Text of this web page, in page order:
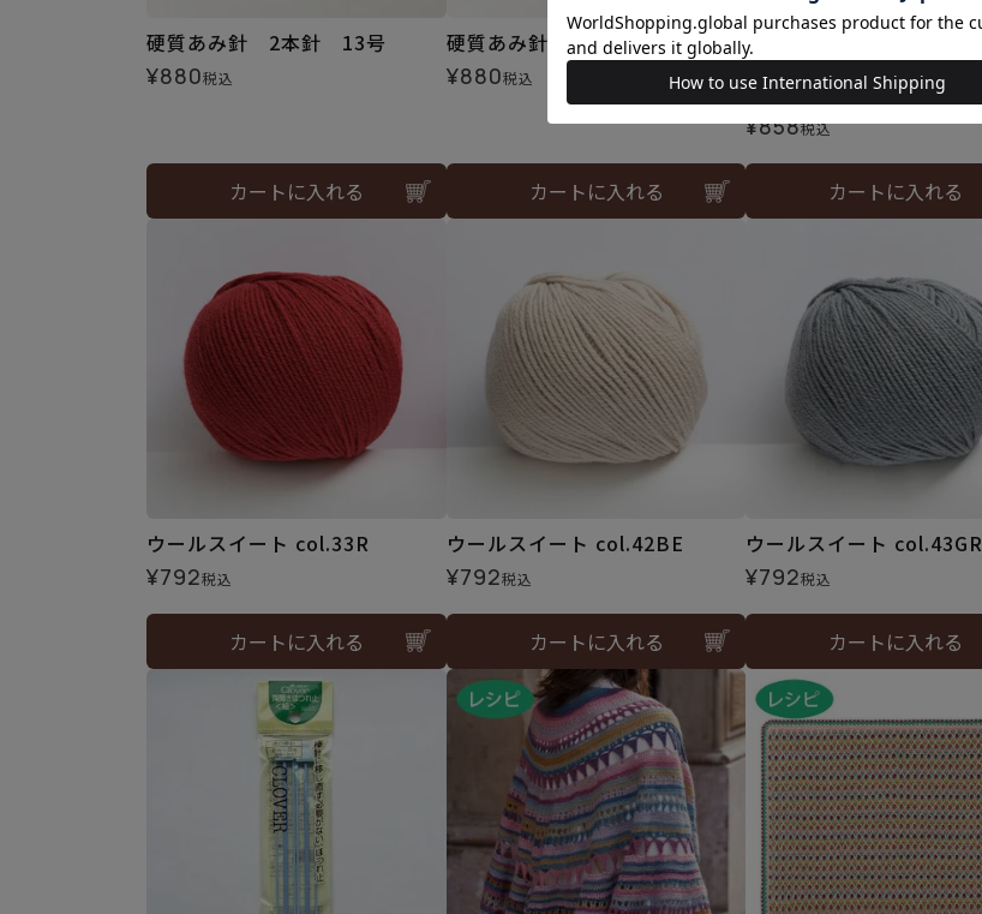
硬質あみ針 2本針 13号
¥880税込
カートに入れる
硬質あみ針 2本針 15号
¥880税込
カートに入れる
レース針 2号
メール便3個まで可
¥858税込
カートに入れる
ウールスイート col.33R
¥792税込
カートに入れる
ウールスイート col.42BE
¥792税込
カートに入れる
ウールスイート col.43GR
¥792税込
カートに入れる